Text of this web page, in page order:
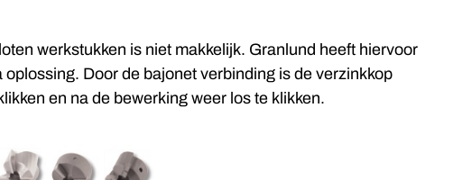
werkstukken is niet makkelijk. Granlund heeft hiervoor
Door de bajonet verbinding is de verzinkkop
en na de bewerking weer los te klikken.